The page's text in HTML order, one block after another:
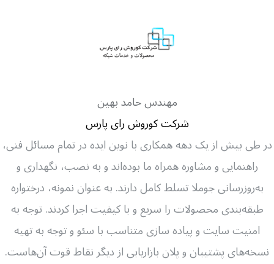
مهندس حامد بهین
شرکت کوروش رای پارس
در طی بیش از یک دهه همکاری با نوین ایده در تمام مسائل فنی،
راهنمایی و مشاوره همراه ما بوده‌اند و به نصب، نگهداری و
به‌روزرسانی جوملا تسلط کامل دارند. به عنوان نمونه، درختواره
طبقه‌بندی محصولات را سریع و با کیفیت اجرا کردند. توجه به
امنیت سایت و پیاده سازی متناسب با سئو و توجه به تهیه
نسخه‌های پشتیبان و پلان بازاریابی از دیگر نقاط قوت آن‌هاست.